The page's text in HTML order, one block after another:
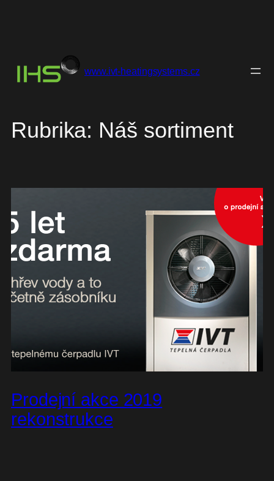
na
obsah
www.ivt-heatingsystems.cz
Rubrika: Náš sortiment
Prodejní akce 2019
rekonstrukce